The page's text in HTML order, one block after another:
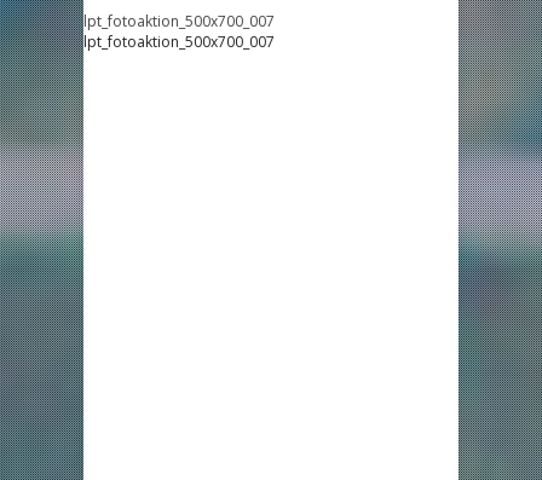
lpt_fotoaktion_500x700_007
lpt_fotoaktion_500x700_007